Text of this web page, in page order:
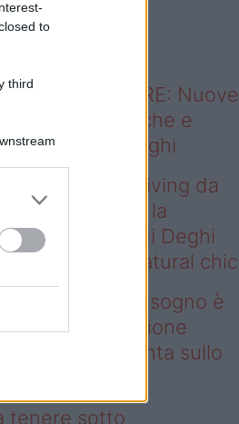
to
third
sapevi che...
ABITARE: Nuove
domestiche e
dei luoghi
– Avere un living da
è possibile: la
Karan di Deghi
sullo stile natural chic
un living da sogno è
la collezione
di Deghi punta sullo
tenere sotto